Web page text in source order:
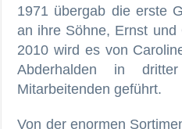
1971 übergab die erste
an ihre Söhne, Ernst und
2010 wird es von
Abderhalden in
Mitarbeitenden geführt.
Von der enormen